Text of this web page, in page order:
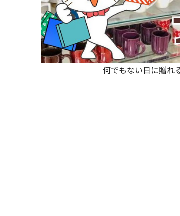
何でもない日に贈れ